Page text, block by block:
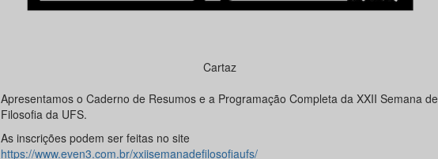
Cartaz
Apresentamos o Caderno de Resumos e a Programação Completa da XXII Semana de
Filosofia da UFS.
As inscrições podem ser feitas no site
https://www.even3.com.br/xxiisemanadefilosofiaufs/